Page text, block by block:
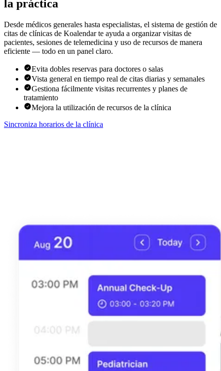
la práctica
Desde médicos generales hasta especialistas, el sistema de gestión de
citas de clínicas de Koalendar te ayuda a organizar visitas de
pacientes, sesiones de telemedicina y uso de recursos de manera
eficiente — todo en un panel claro.
Evita dobles reservas para doctores o salas
Vista general en tiempo real de citas diarias y semanales
Gestiona fácilmente visitas recurrentes y planes de
tratamiento
Mejora la utilización de recursos de la clínica
Sincroniza horarios de la clínica